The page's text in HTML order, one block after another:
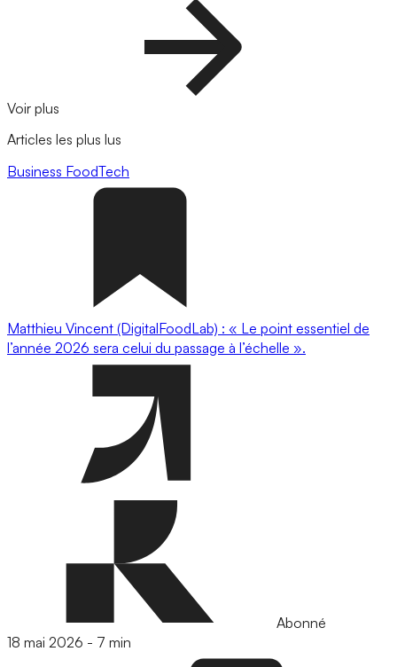
Voir plus
Articles les plus lus
Business FoodTech
Matthieu Vincent (DigitalFoodLab) : « Le point essentiel de
l’année 2026 sera celui du passage à l’échelle ».
Abonné
18 mai 2026 - 7 min